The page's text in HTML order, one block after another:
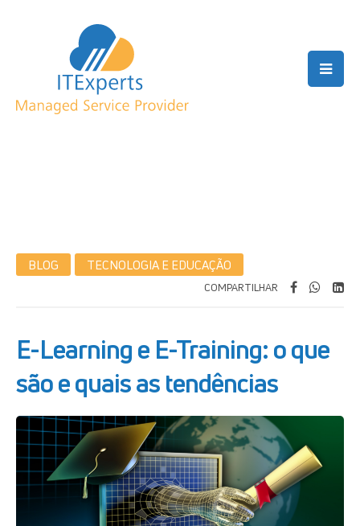
BLOG TECNOLOGIA E EDUCAÇÃO
COMPARTILHAR
E-Learning e E-Training: o que
são e quais as tendências